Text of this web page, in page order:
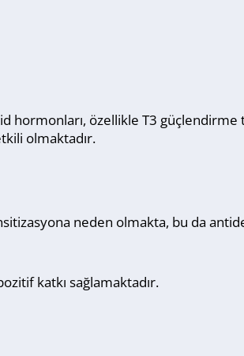
hormonları, özellikle T3 güçlendirme
olmaktadır.
neden olmakta, bu da
katkı sağlamaktadır.